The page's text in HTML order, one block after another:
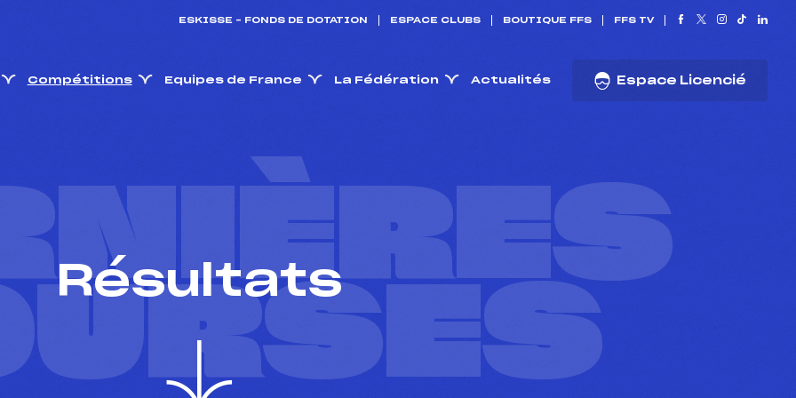
ESKISSE – FONDS DE DOTATION ESPACE CLUBS BOUTIQUE FFS FFS TV
Compétitions Equipes de France La Fédération Actualités Espace Licencié
Résultats